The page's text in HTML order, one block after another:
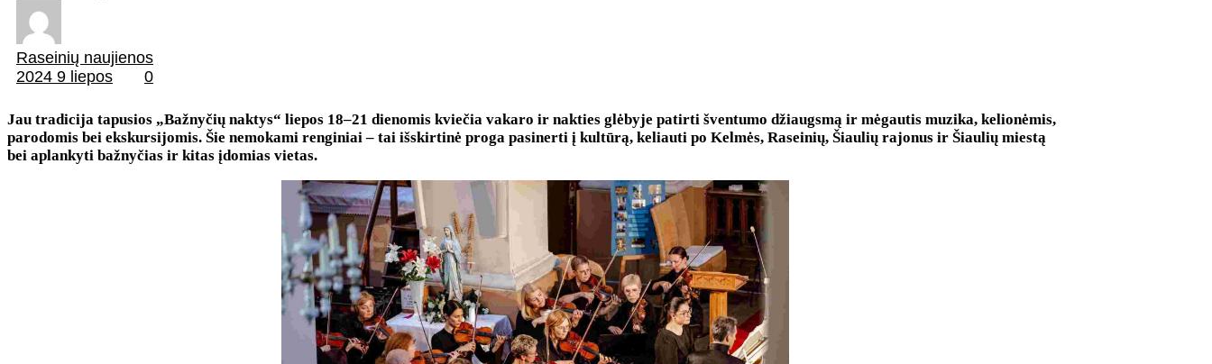
Raseinių naujienos
2024 9 liepos
0
Jau tradicija tapusios „Bažnyčių naktys“ liepos 18–21 dienomis kviečia vakaro ir nakties glėbyje patirti šventumo džiaugsmą ir mėgautis muzika, kelionėmis,
parodomis bei ekskursijomis. Šie nemokami renginiai – tai išskirtinė proga pasinerti į kultūrą, keliauti po Kelmės, Raseinių, Šiaulių rajonus ir Šiaulių miestą
bei aplankyti bažnyčias ir kitas įdomias vietas.